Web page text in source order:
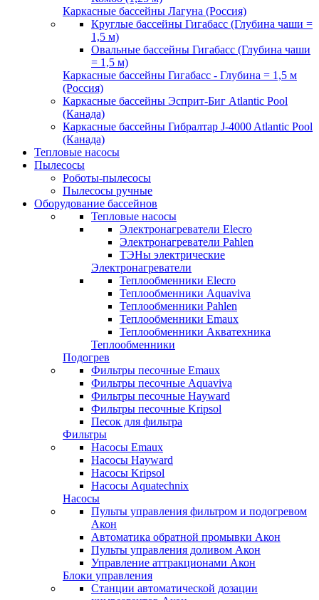
Каркасные бассейны Лагуна (Россия)
Круглые бассейны Гигабасс (Глубина чаши =
1,5 м)
Овальные бассейны Гигабасс (Глубина чаши
= 1,5 м)
Каркасные бассейны Гигабасс - Глубина = 1,5 м
(Россия)
Каркасные бассейны Эсприт-Биг Atlantic Pool
(Канада)
Каркасные бассейны Гибралтар J-4000 Atlantic Pool
(Канада)
Тепловые насосы
Пылесосы
Роботы-пылесосы
Пылесосы ручные
Оборудование бассейнов
Тепловые насосы
Электронагреватели Elecro
Электронагреватели Pahlen
ТЭНы электрические
Электронагреватели
Теплообменники Elecro
Теплообменники Aquaviva
Теплообменники Pahlen
Теплообменники Emaux
Теплообменники Акватехника
Теплообменники
Подогрев
Фильтры песочные Emaux
Фильтры песочные Aquaviva
Фильтры песочные Hayward
Фильтры песочные Kripsol
Песок для фильтра
Фильтры
Насосы Emaux
Насосы Hayward
Насосы Kripsol
Насосы Aquatechnix
Насосы
Пульты управления фильтром и подогревом
Акон
Автоматика обратной промывки Акон
Пульты управления доливом Акон
Управление аттракционами Акон
Блоки управления
Станции автоматической дозации